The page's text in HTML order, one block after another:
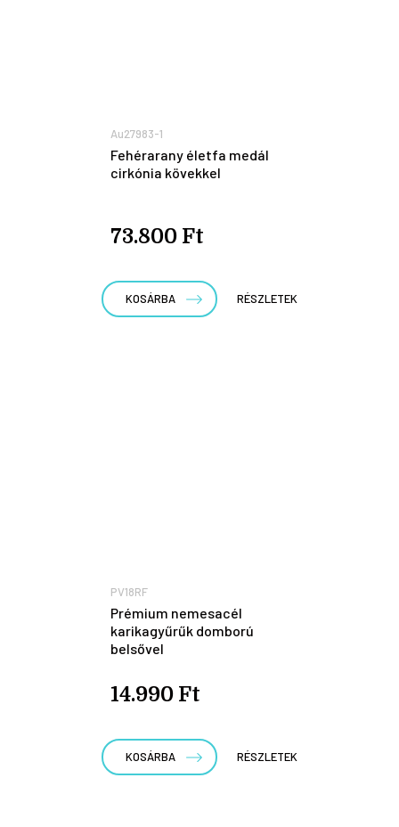
Au27983-1
Fehérarany életfa medál
cirkónia kövekkel
73.800 Ft
KOSÁRBA RÉSZLETEK
PV18RF
Prémium nemesacél
karikagyűrűk domború
belsővel
14.990 Ft
KOSÁRBA RÉSZLETEK